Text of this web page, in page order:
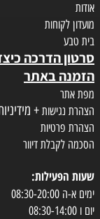
אודות
מועדון לקוחות
בית טבע
סרטון הדרכה
הזמנה באתר
מפת אתר
הצהרת נגישות +
הצהרת פרטיות
הסכמה לקבלת דיוור
שעות הפעילות:
ימים א-ה 08:30-20:00
יום ו 08:30-14:00